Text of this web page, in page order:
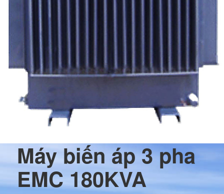
Máy biến áp 3 pha
EMC 180KVA